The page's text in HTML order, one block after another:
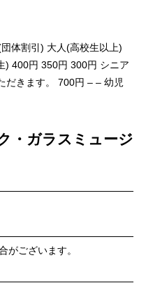
体割引) 大人(高校生以上)
) 400円 350円 300円 シニア
だきます。 700円 – – 幼児
・ガラスミュージ
ございます。